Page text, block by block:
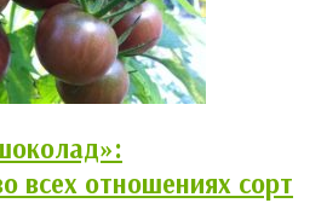
всех отношениях сорт